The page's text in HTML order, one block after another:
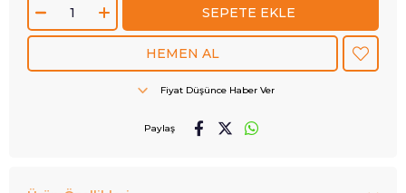
Fiyat Düşünce Haber Ver
Paylaş